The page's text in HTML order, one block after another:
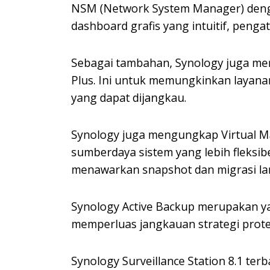
NSM (Network System Manager)
dashboard grafis yang intuitif,
Sebagai tambahan, Synology juga
Plus. Ini untuk memungkinkan
yang dapat dijangkau.
Synology juga mengungkap Virtual
sumberdaya sistem yang lebih
menawarkan snapshot dan migrasi
Synology Active Backup merupakan
memperluas jangkauan strategi
Synology Surveillance Station 8.1